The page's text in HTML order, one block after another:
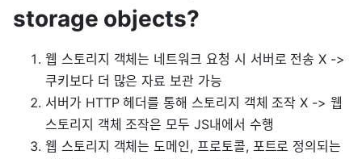
storage objects?
웹 스토리지 객체는 네트워크 요청 시 서버로 전송 X ->
쿠키보다 더 많은 자료 보관 가능
서버가 HTTP 헤더를 통해 스토리지 객체 조작 X -> 웹
스토리지 객체 조작은 모두 JS내에서 수행
웹 스토리지 객체는 도메인, 프로토콜, 포트로 정의되는